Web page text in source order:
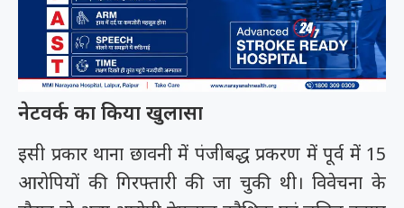
नेटवर्क का किया खुलासा
इसी प्रकार थाना छावनी में पंजीबद्ध प्रकरण में पूर्व में 15
आरोपियों की गिरफ्तारी की जा चुकी थी। विवेचना के